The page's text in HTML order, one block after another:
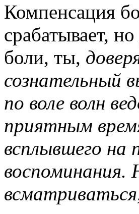
Компенсация
срабатывает,
боли, ты,
сознательный
по воле волн
приятным
всплывшего на
воспоминания.